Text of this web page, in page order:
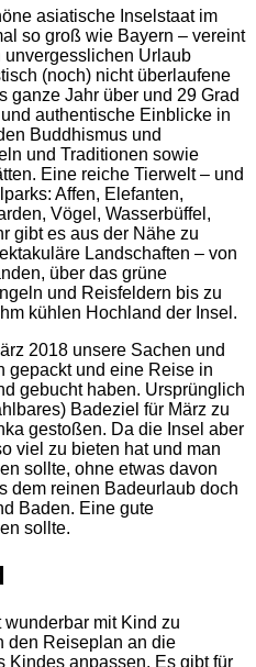
asiatische Inselstaat im
so groß wie Bayern – vereint
Urlaub
(noch) nicht überlaufene
ganze Jahr über und 29 Grad
authentische Einblicke in
Buddhismus und
und Traditionen sowie
Eine reiche Tierwelt – und
Affen, Elefanten,
Vögel, Wasserbüffel,
gibt es aus der Nähe zu
Landschaften – von
über das grüne
und Reisfeldern bis zu
kühlen Hochland der Insel.
2018 unsere Sachen und
gepackt und eine Reise in
gebucht haben. Ursprünglich
Badeziel für März zu
gestoßen. Da die Insel aber
viel zu bieten hat und man
sollte, ohne etwas davon
dem reinen Badeurlaub doch
Baden. Eine gute
sollte.
mit Kind zu
den Reiseplan an die
Kindes anpassen. Es gibt für